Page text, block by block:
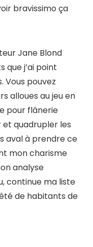
bravissimo ça
Jane Blond
j’ai point
Vous pouvez
alloues au jeu en
pour flânerie
quadrupler les
aval à prendre ce
mon charisme
analyse
continue ma liste
de habitants de